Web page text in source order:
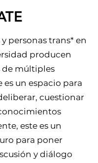
y personas trans* en
producen
múltiples
es un espacio para
cuestionar
este es un
para poner
y diálogo